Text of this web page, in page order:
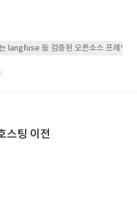
langfuse 등 검증된 오픈소스 프레임워
스팅 이전